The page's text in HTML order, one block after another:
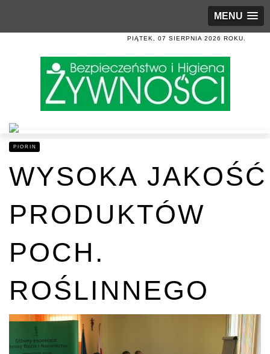
MENU
PIĄTEK, 07 SIERPNIA 2026 ROKU.
PIORIN
WYSOKA JAKOŚĆ
PRODUKTÓW
POCH.
ROŚLINNEGO